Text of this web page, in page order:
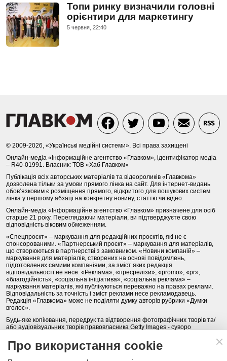
Топи ринку визначили головні
орієнтири для маркетингу
5 червня, 22:40
© 2009-2026, «Українські медійні системи». Всі права захищені
Онлайн-медіа «Інформаційне агентство «Главком», ідентифікатор медіа
– R40-01991. Власник: ТОВ «Хаб Главком»
Публікація всіх авторських матеріалів та відеороликів «Главкома»
дозволена тільки за умови прямого лінка на сайт. Для інтернет-видань
обов’язковим є розміщення прямого, відкритого для пошукових систем
лінка у першому абзаці на конкретну новину, статтю чи відео.
Онлайн-медіа «Інформаційне агентство «Главком» призначене для осіб
старше 21 року. Переглядаючи матеріали, ви підтверджуєте свою
відповідність віковим обмеженням.
«Спецпроєкт» – маркування для редакційних проєктів, які не є
спонсорованими. «Партнерський проєкт» – маркування для матеріалів,
що створюються в партнерстві з замовником. «Новини компаній» –
маркування для матеріалів, створених на основі повідомлень,
підготовлених самими компаніями, за зміст яких редакція
відповідальності не несе. «Реклама», «пресрелізи», «promo», «pr»,
«благодійність», «соціальна ініціатива», «соціальна реклама» –
маркування матеріалів, які публікуються переважно на правах реклами.
Відповідальність за точність і зміст реклами несе рекламодавець.
Редакція «Главкома» може не поділяти думку авторів рубрики «Думки
вголос».
Будь-яке копіювання, передрук та відтворення фотографічних творів та/
або аудіовізуальних творів правовласника Getty Images - суворо
Політика конфіденційності (Privacy Policy). Правила сайту
Про використання cookie